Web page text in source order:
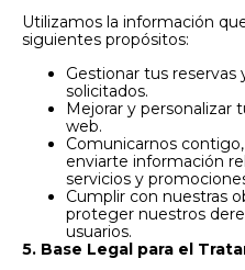
Utilizamos la información
siguientes propósitos:
Gestionar tus reservas
solicitados.
Mejorar y personalizar
web.
Comunicarnos
enviarte información
servicios y
Cumplir con nuestras
proteger nuestros
usuarios.
5. Base Legal para el